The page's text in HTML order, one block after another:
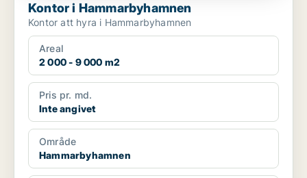
Kontor i Hammarbyhamnen
Kontor att hyra i Hammarbyhamnen
Areal
2 000 - 9 000 m2
Pris pr. md.
Inte angivet
Område
Hammarbyhamnen